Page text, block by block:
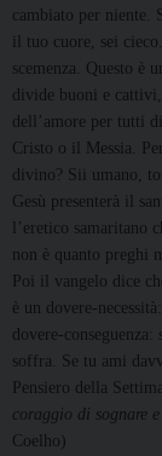
cambiato per niente.
il tuo cuore, sei
scemenza. Questo è
divide buoni e
dell’amore per tutti
Cristo o il Messia.
divino? Sii umano,
Gesù presenterà il
l’eretico
non è quanto preghi
Poi il vangelo dice
è un dovere-
dovere-
soffra. Se tu ami
Pensiero della
coraggio di sognare
Coelho)